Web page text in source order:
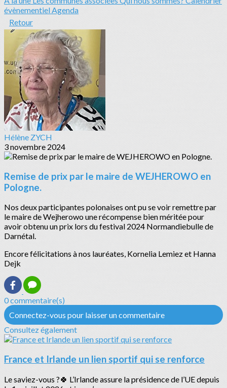
évènementielAgenda
Retour
Hélène ZYCH
3 novembre 2024
Remise de prix par le maire de WEJHEROWO en
Pologne.
Nos deux participantes polonaises ont pu se voir remettre par
le maire de Wejherowo une récompense bien méritée pour
avoir obtenu un prix lors du festival 2024 Normandiebulle de
Darnétal.
Encore félicitations à nos lauréates, Kornelia Lemiez et Hanna
Dejk
0 commentaire(s)
Connectez-vous pour laisser un commentaire
Consultez également
France et Irlande un lien sportif qui se renforce
Le saviez-vous ?🍀 L’Irlande assure la présidence de l’UE depuis